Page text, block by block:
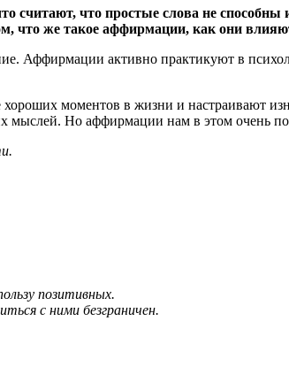
считают, что простые слова не
что же такое аффирмации, как они
Аффирмации активно практикуют в
моментов в жизни и настраивают
мыслей. Но аффирмации нам в этом очень
позитивных.
с ними безграничен.